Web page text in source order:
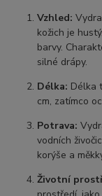
Vzhled:
kožich je
barvy.
silné drápy.
Délka: Délka
cm, zatímco
Potrava:
vodních
korýše a
Životní